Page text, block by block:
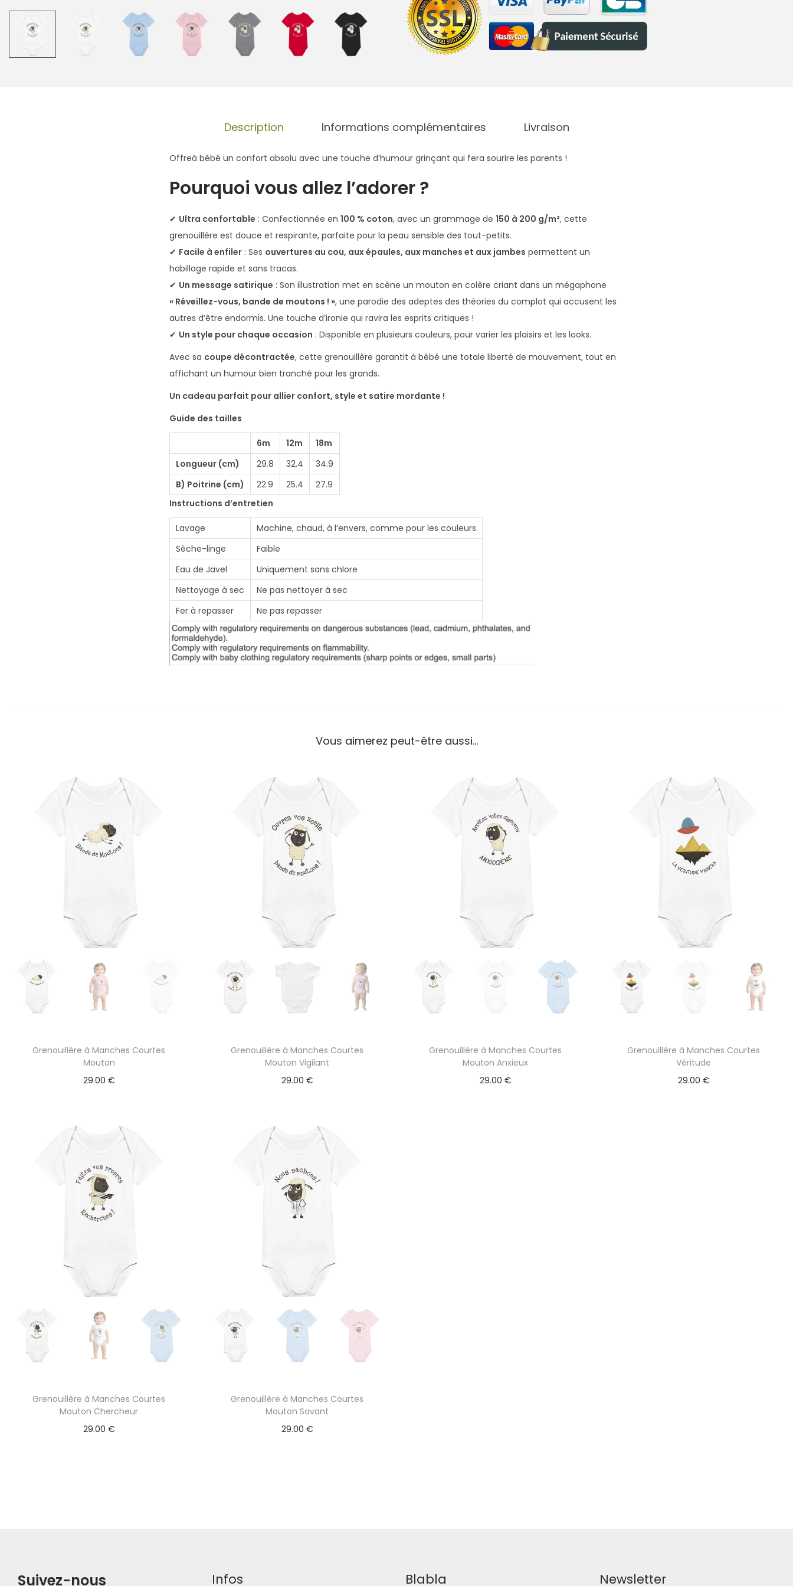
t
é
d
e
n
u
è
r
e
M
a
n
c
h
M
o
n
R
Description Informations complémentaires Livraison
Offreà bébé un confort absolu avec une touche d’humour grinçant qui fera sourire les parents !
Pourquoi vous allez l’adorer ?
✔ Ultra confortable : Confectionnée en 100 % coton, avec un grammage de 150 à 200 g/m², cette
grenouillère est douce et respirante, parfaite pour la peau sensible des tout-petits.
✔ Facile à enfiler : Ses ouvertures au cou, aux épaules, aux manches et aux jambes permettent un
habillage rapide et sans tracas.
✔ Un message satirique : Son illustration met en scène un mouton en colère criant dans un mégaphone
« Réveillez-vous, bande de moutons ! », une parodie des adeptes des théories du complot qui accusent les
autres d’être endormis. Une touche d’ironie qui ravira les esprits critiques !
✔ Un style pour chaque occasion : Disponible en plusieurs couleurs, pour varier les plaisirs et les looks.
Avec sa coupe décontractée, cette grenouillère garantit à bébé une totale liberté de mouvement, tout en
affichant un humour bien tranché pour les grands.
Un cadeau parfait pour allier confort, style et satire mordante !
Guide des tailles
6m 12m
18m
Longueur (cm)
29.8 32.4
34.9
B) Poitrine (cm)
22.9 25.4
27.9
Instructions d’entretien
Lavage
Machine, chaud, à l’envers, comme pour les couleurs
Sèche-linge
Faible
Eau de Javel
Uniquement sans chlore
Nettoyage à sec
Ne pas nettoyer à sec
Fer à repasser
Ne pas repasser
Vous aimerez peut-être aussi…
Grenouillère à Manches Courtes
Mouton
29.00 €
Grenouillère à Manches Courtes
Mouton Vigilant
29.00 €
Grenouillère à Manches Courtes
Mouton Anxieux
29.00 €
Grenouillère à Manches Courtes
Véritude
29.00 €
Grenouillère à Manches Courtes
Mouton Chercheur
29.00 €
Grenouillère à Manches Courtes
Mouton Savant
29.00 €
Suivez-nous Infos Blabla Newsletter